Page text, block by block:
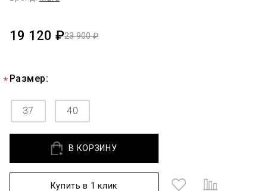
23 900 ₽
19 120 ₽
Размер:
37 40
В КОРЗИНУ
Купить в 1 клик